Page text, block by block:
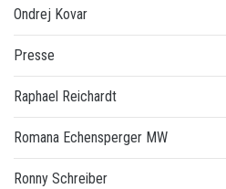
Ondrej Kovar
Presse
Raphael Reichardt
Romana Echensperger MW
Ronny Schreiber